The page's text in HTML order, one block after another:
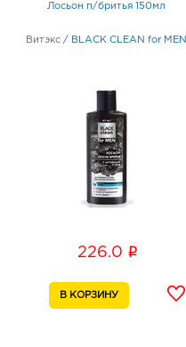
Лосьон п/бритья 150мл
Витэкс / BLACK CLEAN for MEN
226.0 i